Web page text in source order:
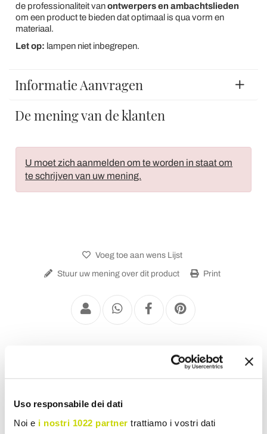
Uso responsabile dei dati
Noi e i nostri 1022 partner trattiamo i vostri dati
de professionaliteit vanontwerpers en ambachtslieden
om een product te bieden dat optimaal is qua vorm en
materiaal.
Let op: lampen niet inbegrepen.
Informatie Aanvragen
De mening van de klanten
U moet zich aanmelden om te worden in staat om
te schrijven van uw mening.
Voeg toe aan wens Lijst
Stuur uw mening over dit product Print
Klassieke Plafondlampen